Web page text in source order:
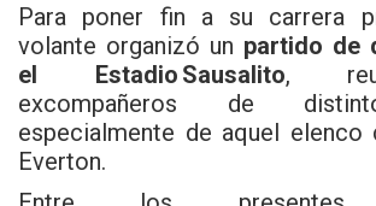
Para poner fin a su carrera
volante organizó un partido de
el Estadio Sausalito,
excompañeros de
especialmente de aquel elenco
Everton.